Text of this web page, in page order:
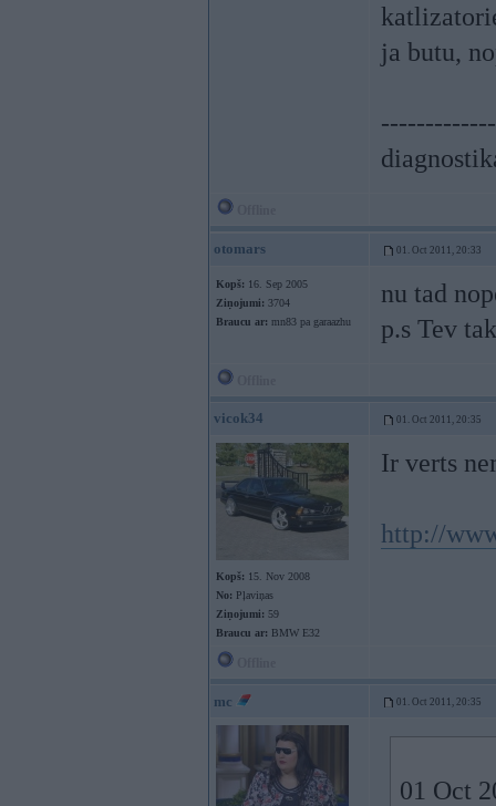
ja butu,
otomars 01. Oct 2011, 20:33
Kopš: 16. Sep 2005
Ziņojumi: 3704
Braucu ar: mn83 pa garaazhu
nu tad
p.s Tev
vicok34 01. Oct 2011, 20:35
Kopš: 15. Nov 2008
No: Pļaviņas
Ziņojumi: 59
Braucu ar: BMW E32
Ir verts
http://
mc 01. Oct 2011, 20:35
01 Oct